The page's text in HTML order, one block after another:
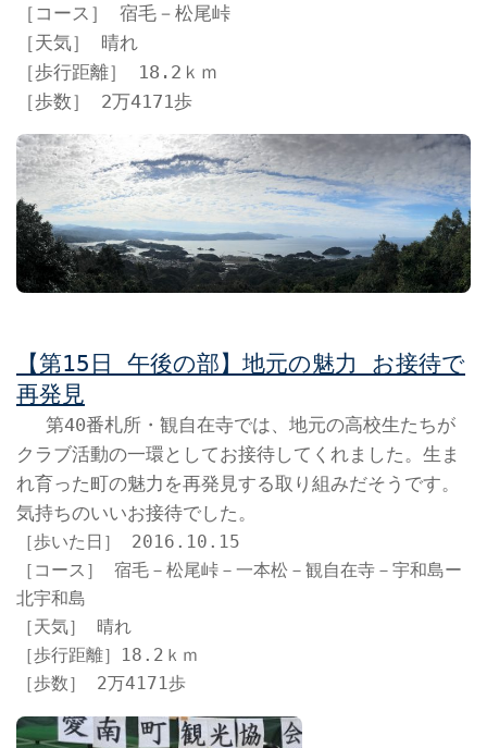
［コース］ 宿毛－松尾峠
［天気］ 晴れ
［歩行距離］ 18.2ｋｍ
［歩数］ 2万4171歩
【第15日 午後の部】地元の魅力 お接待で
再発見
第40番札所・観自在寺では、地元の高校生たちが
クラブ活動の一環としてお接待してくれました。生ま
れ育った町の魅力を再発見する取り組みだそうです。
気持ちのいいお接待でした。
［歩いた日］ 2016.10.15
［コース］ 宿毛－松尾峠－一本松－観自在寺－宇和島ー
北宇和島
［天気］ 晴れ
［歩行距離］18.2ｋｍ
［歩数］ 2万4171歩